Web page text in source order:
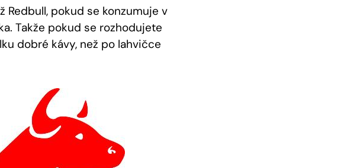
Redbull, pokud se konzumuje v
Takže pokud se rozhodujete
dobré kávy, než po lahvičce